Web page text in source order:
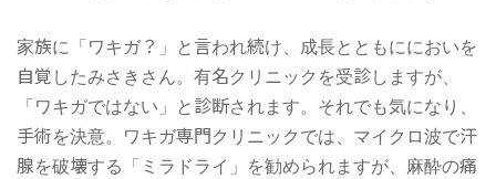
家族に「ワキガ？」と言われ続け、成長とともににおいを
自覚したみさきさん。有名クリニックを受診しますが、
「ワキガではない」と診断されます。それでも気になり、
手術を決意。ワキガ専門クリニックでは、マイクロ波で汗
腺を破壊する「ミラドライ」を勧められますが、麻酔の痛